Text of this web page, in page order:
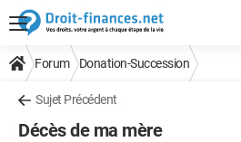
Forum Donation-Succession
Sujet Précédent
Décès de ma mère